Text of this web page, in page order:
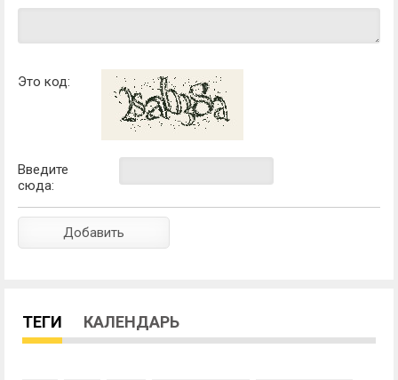
Это код:
Введите
сюда:
ТЕГИ КАЛЕНДАРЬ